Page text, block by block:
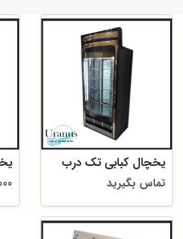
یخچال کبابی تک درب
تماس بگیرید